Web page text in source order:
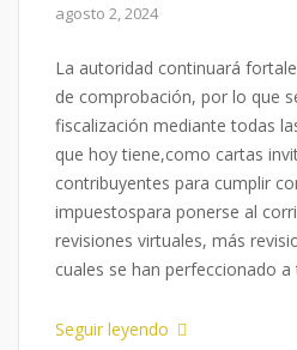
agosto 2, 2024
La autoridad continuará
de comprobación, por lo que
fiscalización mediante todas
que hoy tiene,como cartas
contribuyentes para cumplir
impuestospara ponerse al
revisiones virtuales, más
cuales se han perfeccionado a
Seguir leyendo